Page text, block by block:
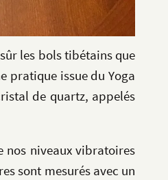
les bols tibétains que
pratique issue du Yoga
de quartz, appelés
nos niveaux vibratoires
sont mesurés avec un